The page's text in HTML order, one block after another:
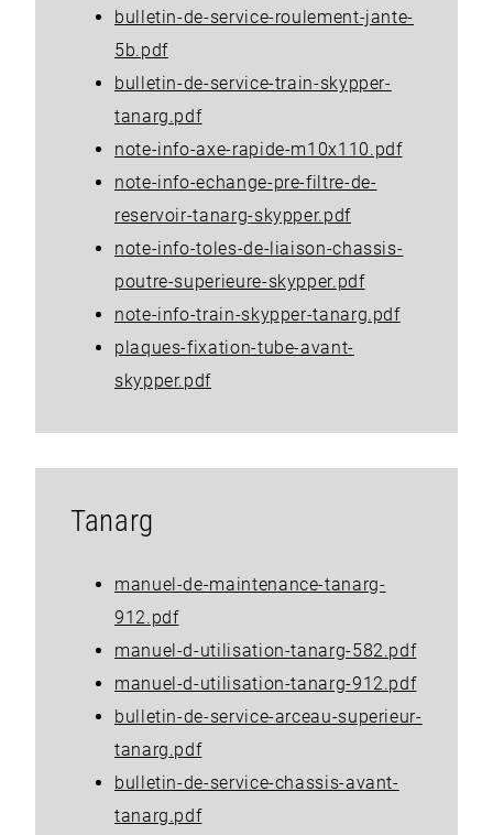
bulletin-de-service-roulement-jante-
5b.pdf
bulletin-de-service-train-skypper-
tanarg.pdf
note-info-axe-rapide-m10x110.pdf
note-info-echange-pre-filtre-de-
reservoir-tanarg-skypper.pdf
note-info-toles-de-liaison-chassis-
poutre-superieure-skypper.pdf
note-info-train-skypper-tanarg.pdf
plaques-fixation-tube-avant-
skypper.pdf
Tanarg
manuel-de-maintenance-tanarg-
912.pdf
manuel-d-utilisation-tanarg-582.pdf
manuel-d-utilisation-tanarg-912.pdf
bulletin-de-service-arceau-superieur-
tanarg.pdf
bulletin-de-service-chassis-avant-
tanarg.pdf